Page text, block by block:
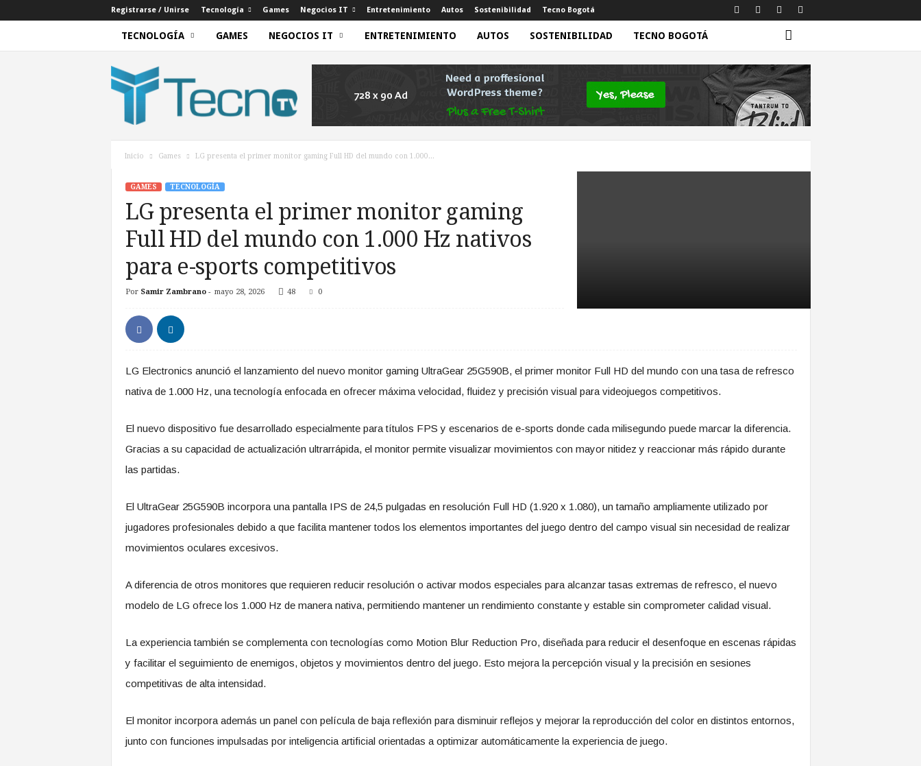
Registrarse / Unirse Tecnología Games Negocios IT Entretenimiento Autos Sostenibilidad Tecno Bogotá
TECNOLOGÍA GAMES NEGOCIOS IT ENTRETENIMIENTO AUTOS SOSTENIBILIDAD TECNO BOGOTÁ
e
c
Inicio Games LG presenta el primer monitor gaming Full HD del mundo con 1.000...
GAMES TECNOLOGÍA
LG presenta el primer monitor gaming
Full HD del mundo con 1.000 Hz nativos
para e-sports competitivos
Por Samir Zambrano- mayo 28, 2026 48 0
LG Electronics anunció el lanzamiento del nuevo monitor gaming UltraGear 25G590B, el primer monitor Full HD del mundo con una tasa de refresco
nativa de 1.000 Hz, una tecnología enfocada en ofrecer máxima velocidad, fluidez y precisión visual para videojuegos competitivos.
El nuevo dispositivo fue desarrollado especialmente para títulos FPS y escenarios de e-sports donde cada milisegundo puede marcar la diferencia.
Gracias a su capacidad de actualización ultrarrápida, el monitor permite visualizar movimientos con mayor nitidez y reaccionar más rápido durante
las partidas.
El UltraGear 25G590B incorpora una pantalla IPS de 24,5 pulgadas en resolución Full HD (1.920 x 1.080), un tamaño ampliamente utilizado por
jugadores profesionales debido a que facilita mantener todos los elementos importantes del juego dentro del campo visual sin necesidad de realizar
movimientos oculares excesivos.
A diferencia de otros monitores que requieren reducir resolución o activar modos especiales para alcanzar tasas extremas de refresco, el nuevo
modelo de LG ofrece los 1.000 Hz de manera nativa, permitiendo mantener un rendimiento constante y estable sin comprometer calidad visual.
La experiencia también se complementa con tecnologías como Motion Blur Reduction Pro, diseñada para reducir el desenfoque en escenas rápidas
y facilitar el seguimiento de enemigos, objetos y movimientos dentro del juego. Esto mejora la percepción visual y la precisión en sesiones
competitivas de alta intensidad.
El monitor incorpora además un panel con película de baja reflexión para disminuir reflejos y mejorar la reproducción del color en distintos entornos,
junto con funciones impulsadas por inteligencia artificial orientadas a optimizar automáticamente la experiencia de juego.